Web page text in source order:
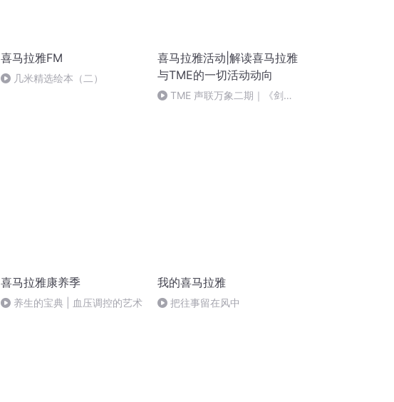
喜马拉雅FM
几米精选绘本（二）
喜马拉雅活动|解读喜马拉雅
与TME的一切活动动向
TME 声联万象二期｜《剑
喜马拉雅康养季
养生的宝典 | 血压调控的艺术
我的喜马拉雅
把往事留在风中